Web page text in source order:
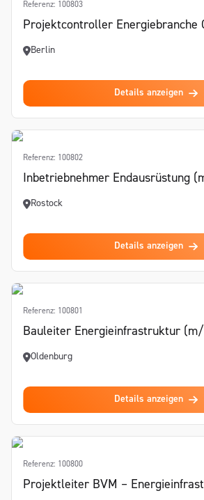
Referenz: 100803
Projektcontroller Energiebranche
Berlin
Details anzeigen
Referenz: 100802
Inbetriebnehmer Endausrüstung
Rostock
Details anzeigen
Referenz: 100801
Bauleiter Energieinfrastruktur
Oldenburg
Details anzeigen
Referenz: 100800
Projektleiter BVM –